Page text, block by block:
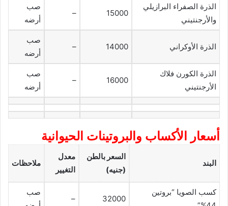
الذرة الصفراء البرازيلي
والأرجنتيني
15000
–
صب
أرضه
الذرة الأوكراني 14000
–
صب
أرضه
الذرة الكورن فلاك
الأرجنتيني
16000
–
صب
أرضه
أسعار الأكساب والبروتينات الحيوانية
البند
السعر بالطن
(جنيه)
معدل
التغيير
ملاحظات
كسب الصويا “بروتين
32000
–
صب